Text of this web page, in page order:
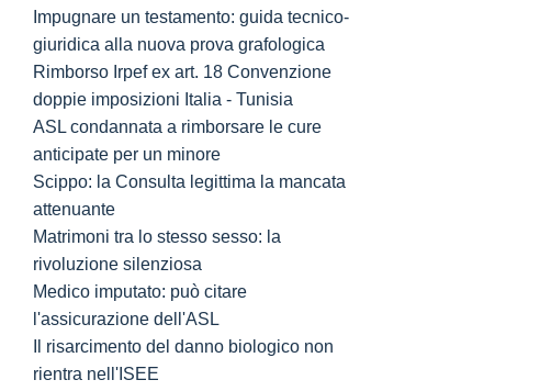
Impugnare un testamento: guida tecnico-
giuridica alla nuova prova grafologica
Rimborso Irpef ex art. 18 Convenzione
doppie imposizioni Italia - Tunisia
ASL condannata a rimborsare le cure
anticipate per un minore
Scippo: la Consulta legittima la mancata
attenuante
Matrimoni tra lo stesso sesso: la
rivoluzione silenziosa
Medico imputato: può citare
l'assicurazione dell'ASL
Il risarcimento del danno biologico non
rientra nell'ISEE